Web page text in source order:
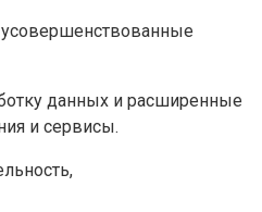
данных и расширенные
и сервисы.